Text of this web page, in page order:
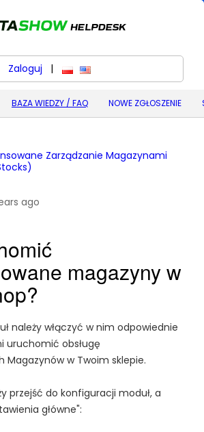
Zaloguj | polskiEnglish (United States)
BAZA WIEDZY / FAQ NOWE ZGŁOSZENIE
Zarządzanie Magazynami
ago
magazyny w
należy włączyć w nim odpowiednie
uruchomić obsługę
Magazynów w Twoim sklepie.
przejść do konfiguracji moduł, a
główne":